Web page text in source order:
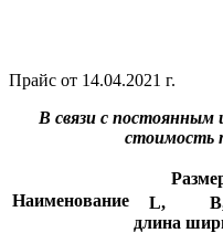
Прайс от 14.04.2021 г.
В связи с
стоимость
Наименование
L,
длина